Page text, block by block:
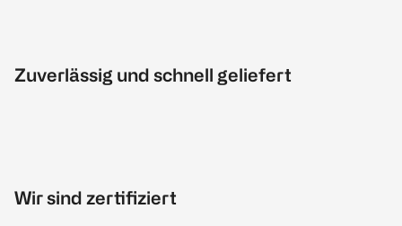
Zuverlässig und schnell geliefert
Wir sind zertifiziert